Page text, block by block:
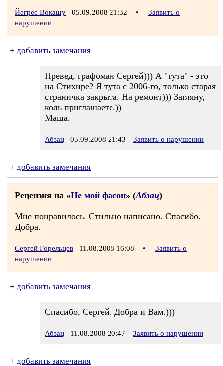
Йегрес Вокашу 05.09.2008 21:32 •
Заявить о
нарушении
+ добавить замечания
Превед, графоман Сергей))) А "тута" - это
на Стихире? Я тута с 2006-го, только старая
страничка закрыта. На ремонт))) Загляну,
коль приглашаете.))
Маша.
Абзац 05.09.2008 21:43 Заявить о нарушении
+ добавить замечания
Рецензия на «Не мой фасон» (Абзац)
Мне понравилось. Стильно написано. Спасибо.
Добра.
Сергей Горельцев 11.08.2008 16:08 •
Заявить о
нарушении
+ добавить замечания
Спасибо, Сергей. Добра и Вам.)))
Абзац 11.08.2008 20:47 Заявить о нарушении
+ добавить замечания